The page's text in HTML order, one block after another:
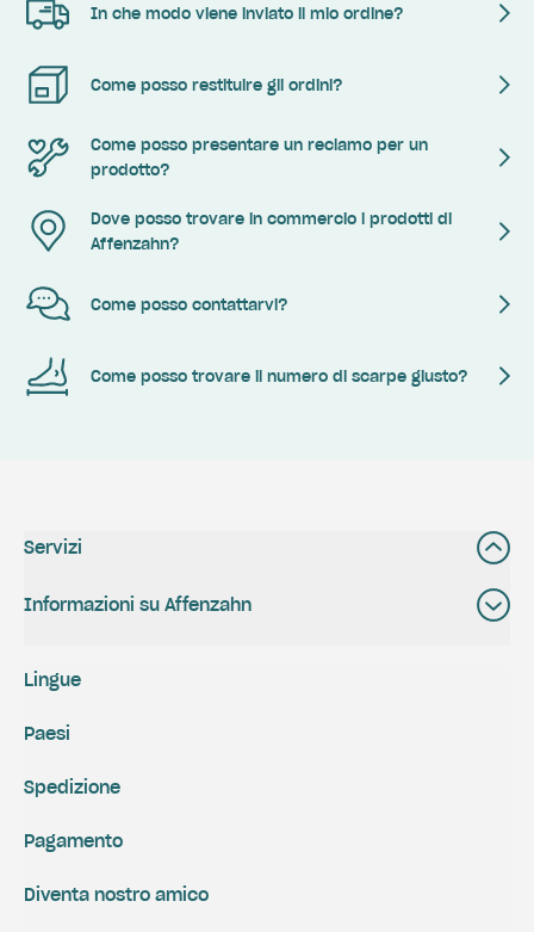
In che modo viene inviato il mio ordine?
Come posso restituire gli ordini?
Come posso presentare un reclamo per un
prodotto?
Dove posso trovare in commercio i prodotti di
Affenzahn?
Come posso contattarvi?
Come posso trovare il numero di scarpe giusto?
Servizi
Informazioni su Affenzahn
Spedizione
Pagamento
Diventa nostro amico
Lingue
Paesi